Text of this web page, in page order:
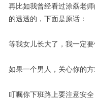
再比如我曾经看过涂磊老
的透透的，下面是原话：
等我女儿长大了，我一定要
如果一个男人，关心你的方
叮嘱你下班路上要注意安全